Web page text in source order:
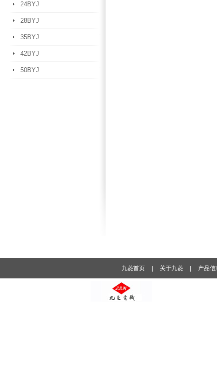
24BYJ
28BYJ
35BYJ
42BYJ
50BYJ
九菱首页 关于九菱 产品信